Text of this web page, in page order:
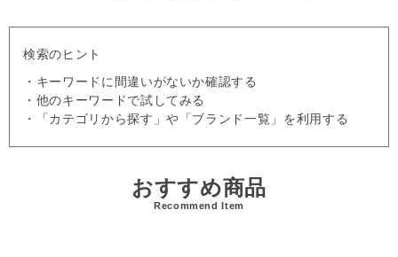
検索のヒント
・キーワードに間違いがないか確認する
・他のキーワードで試してみる
・「カテゴリから探す」や「ブランド一覧」を利用する
おすすめ商品
Recommend Item